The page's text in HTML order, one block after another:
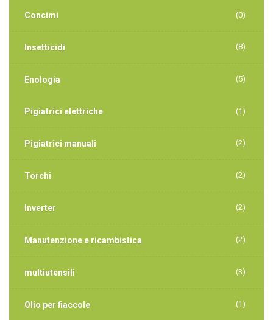
Concimi (0)
Insetticidi (8)
Enologia (5)
Pigiatrici elettriche (1)
Pigiatrici manuali (2)
Torchi (2)
Inverter (2)
Manutenzione e ricambistica (2)
multiutensili (3)
Olio per fiaccole (1)